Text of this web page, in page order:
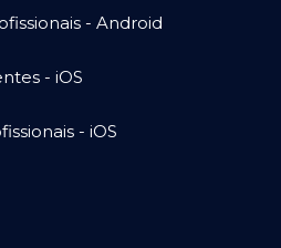
- Android
- iOS
- iOS